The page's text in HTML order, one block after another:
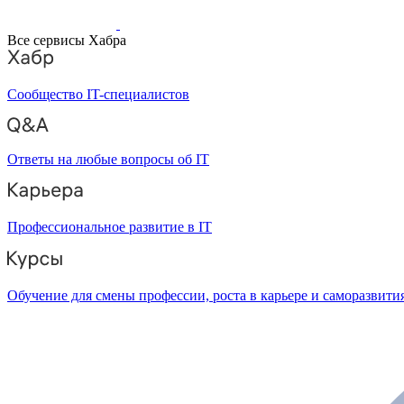
Все сервисы Хабра
Сообщество IT-специалистов
Ответы на любые вопросы об IT
Профессиональное развитие в IT
Обучение для смены профессии, роста в карьере и